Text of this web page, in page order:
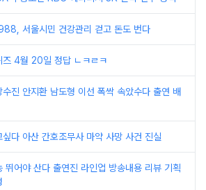
서울시민 건강관리 걷고 돈도 번다
즈 4월 20일 정답 ㄴㅋㄹㅋ
수진 안지환 남도형 이선 폭싹 속았수다 출연 배
싶다 아산 간호조무사 마약 사망 사건 진실
뛰어야 산다 출연진 라인업 방송내용 리뷰 기획